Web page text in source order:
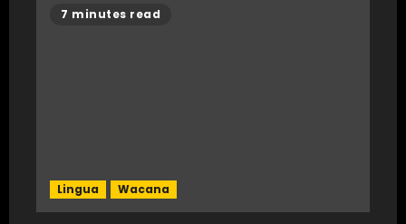
7 minutes read
Lingua Wacana